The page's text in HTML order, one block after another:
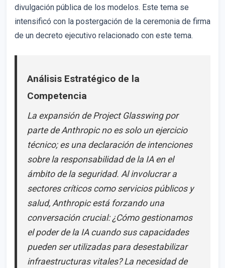
divulgación pública de los modelos. Este tema se
intensificó con la postergación de la ceremonia de firma
de un decreto ejecutivo relacionado con este tema.
Análisis Estratégico de la
Competencia
La expansión de Project Glasswing por
parte de Anthropic no es solo un ejercicio
técnico; es una declaración de intenciones
sobre la responsabilidad de la IA en el
ámbito de la seguridad. Al involucrar a
sectores críticos como servicios públicos y
salud, Anthropic está forzando una
conversación crucial: ¿Cómo gestionamos
el poder de la IA cuando sus capacidades
pueden ser utilizadas para desestabilizar
infraestructuras vitales? La necesidad de